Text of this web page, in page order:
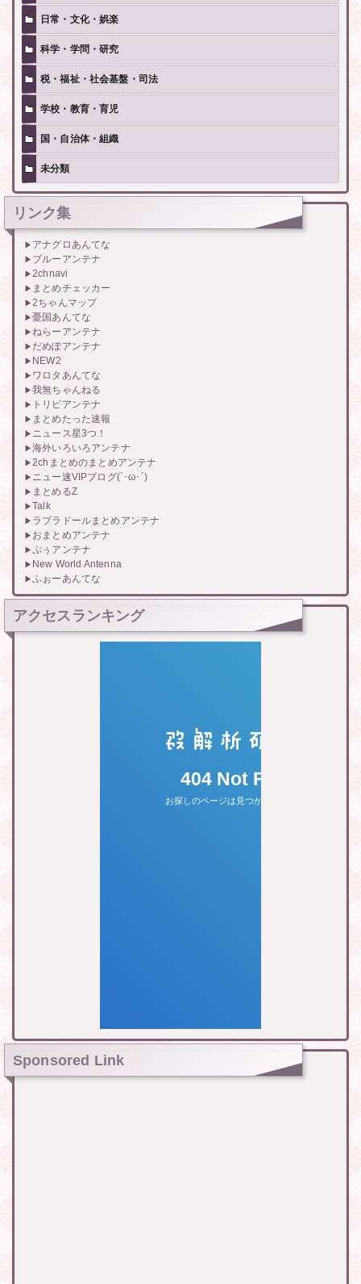
日常・文化・娯楽
科学・学問・研究
税・福祉・社会基盤・司法
学校・教育・育児
国・自治体・組織
未分類
リンク集
アナグロあんてな
ブルーアンテナ
2chnavi
まとめチェッカー
2ちゃんマップ
憂国あんてな
ねらーアンテナ
だめぽアンテナ
NEW2
ワロタあんてな
我無ちゃんねる
トリビアンテナ
まとめたった速報
ニュース星3つ！
海外いろいろアンテナ
2chまとめのまとめアンテナ
ニュー速VIPブログ(`･ω･´)
まとめるZ
Talk
ラブラドールまとめアンテナ
おまとめアンテナ
ぷぅアンテナ
New World Antenna
ふぉーあんてな
アクセスランキング
Sponsored Link